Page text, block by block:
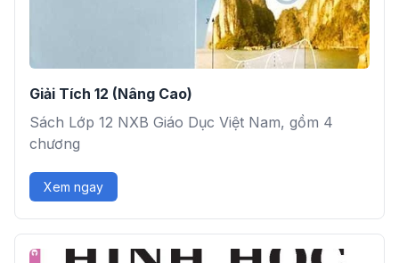
Giải Tích 12 (Nâng Cao)
Sách Lớp 12 NXB Giáo Dục Việt Nam, gồm 4
chương
Xem ngay